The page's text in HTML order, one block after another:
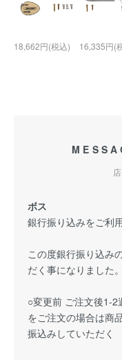
18,662円(税込) 16,335円(
ボス
銀行振り込みをご利
この度銀行振り込み
だく事になりました。
○変更前 ご注文後1-2
をご注文の場合は商
振込みしていただく